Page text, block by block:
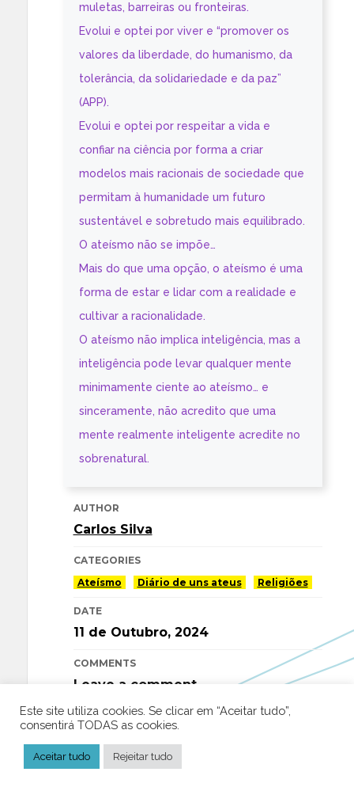
muletas, barreiras ou fronteiras.
Evolui e optei por viver e “promover os
valores da liberdade, do humanismo, da
tolerância, da solidariedade e da paz”
(APP).
Evolui e optei por respeitar a vida e
confiar na ciência por forma a criar
modelos mais racionais de sociedade que
permitam à humanidade um futuro
sustentável e sobretudo mais equilibrado.
O ateísmo não se impõe…
Mais do que uma opção, o ateísmo é uma
forma de estar e lidar com a realidade e
cultivar a racionalidade.
O ateísmo não implica inteligência, mas a
inteligência pode levar qualquer mente
minimamente ciente ao ateísmo… e
sinceramente, não acredito que uma
mente realmente inteligente acredite no
sobrenatural.
AUTHOR
Carlos Silva
CATEGORIES
Ateísmo
Diário de uns ateus Religiões
DATE
11 de Outubro, 2024
COMMENTS
Leave a comment
TAGS
Este site utiliza cookies. Se clicar em “Aceitar tudo”,
consentirá TODAS as cookies.
Aceitar tudo Rejeitar tudo